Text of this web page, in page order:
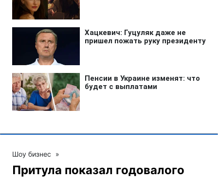
Шоу бизнес »
Притула показал годовалого